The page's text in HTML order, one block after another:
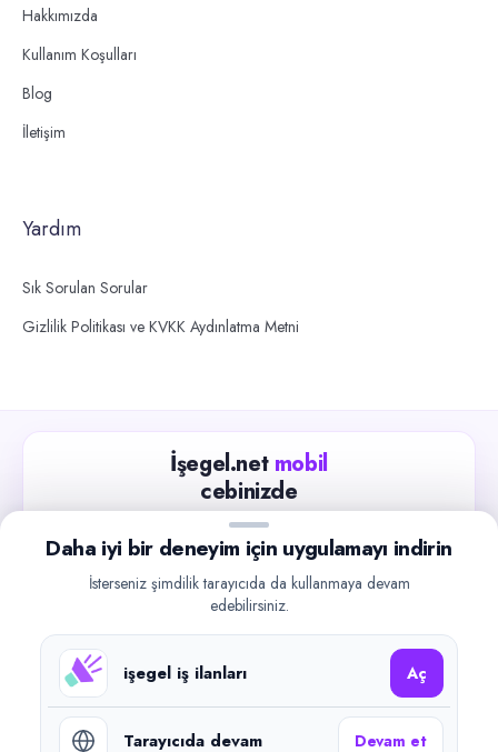
Hakkımızda
Kullanım Koşulları
Blog
İletişim
Yardım
Sık Sorulan Sorular
Gizlilik Politikası ve KVKK Aydınlatma Metni
İşegel.net mobil
cebinizde
Güncel iş ilanlarını takip edin, işverenlerle hızlıca
iletişime geçin.
Google Play
©2026işegel.net. Tüm hakları saklıdır.
Daha iyi bir deneyim için uygulamayı indirin
İsterseniz şimdilik tarayıcıda da kullanmaya devam
edebilirsiniz.
işegel iş ilanları Aç
Tarayıcıda devam Devam et